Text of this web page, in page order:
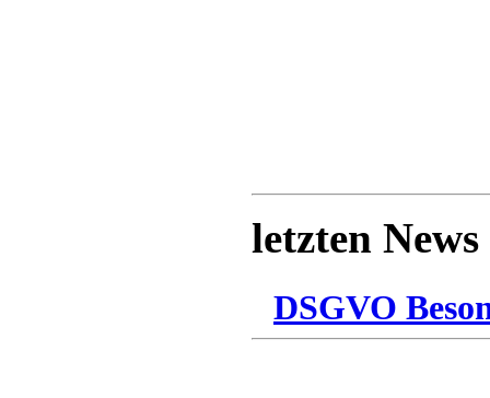
letzten News
DSGVO